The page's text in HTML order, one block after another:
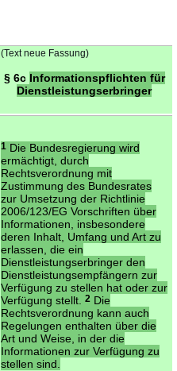
(Text neue Fassung)
§ 6c Informationspflichten für
Dienstleistungserbringer
1Die Bundesregierung wird
ermächtigt, durch
Rechtsverordnung mit
Zustimmung des Bundesrates
zur Umsetzung der Richtlinie
2006/123/EG Vorschriften über
Informationen, insbesondere
deren Inhalt, Umfang und Art zu
erlassen, die ein
Dienstleistungserbringer den
Dienstleistungsempfängern zur
Verfügung zu stellen hat oder zur
Verfügung stellt.
2Die
Rechtsverordnung kann auch
Regelungen enthalten über die
Art und Weise, in der die
Informationen zur Verfügung zu
stellen sind.